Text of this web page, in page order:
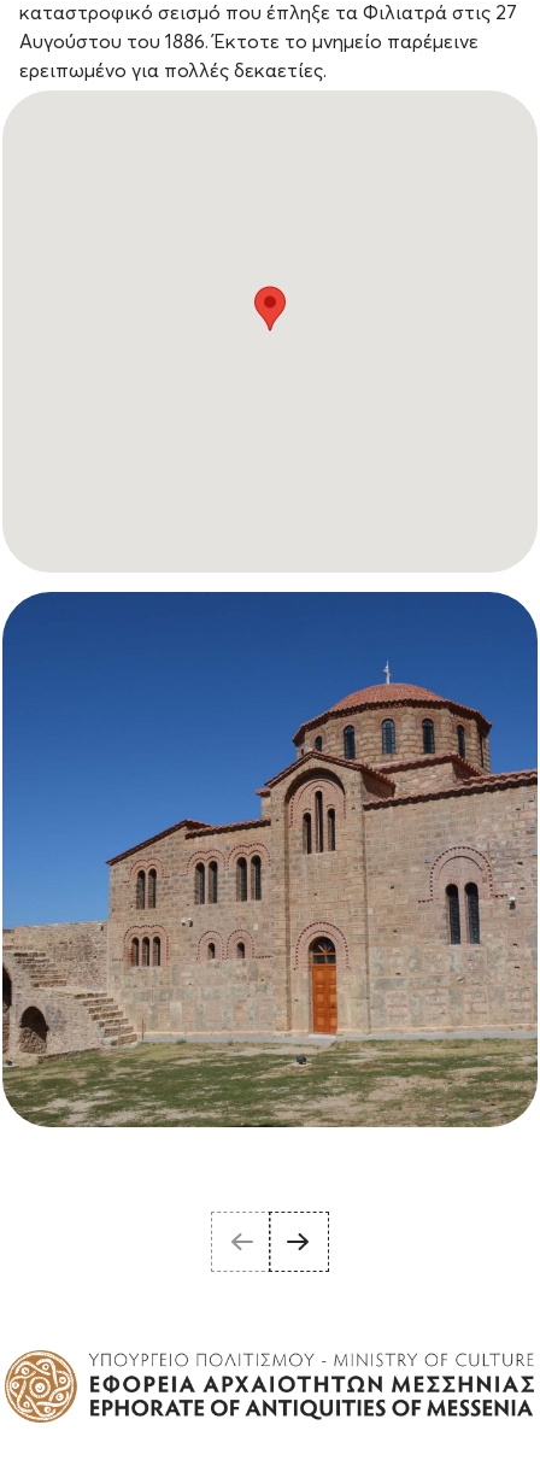
καταστροφικό σεισμό που έπληξε τα Φιλιατρά στις 27
Αυγούστου του 1886. Έκτοτε το μνημείο παρέμεινε
ερειπωμένο για πολλές δεκαετίες.